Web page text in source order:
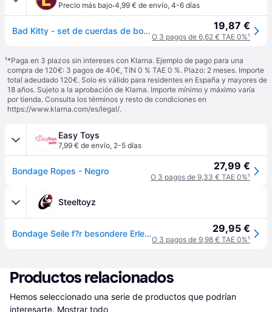
Precio más bajo·4,99 € de envío, 4-6 días
Bad Kitty - set de cuerdas de bondage (20 m + 2 x 3 m, negro) 19,87 €
O 3 pagos de 6,62 € TAE 0%¹
¹*Paga en 3 plazos sin intereses con Klarna. Ejemplo de pago para una
compra de 120€: 3 pagos de 40€, TIN 0 % TAE 0 %. Plazo: 2 meses. Importe
total adeudado 120€. Solo es válido para residentes en España y mayores de
18 años. Sujeto a la aprobación de Klarna. Importe mínimo y máximo varía
por tienda. Consulta los términos y resto de condiciones en
https://www.klarna.com/es/legal/.
Easy Toys
7,99 € de envío, 2-5 días
Bondage Ropes - Negro 27,99 €
O 3 pagos de 9,33 € TAE 0%¹
Steeltoyz
Bondage Seile f?r besondere Erlebnisse 29,95 €
O 3 pagos de 9,98 € TAE 0%¹
Productos relacionados
Hemos seleccionado una serie de productos que podrían
interesarte. Mostrar todo